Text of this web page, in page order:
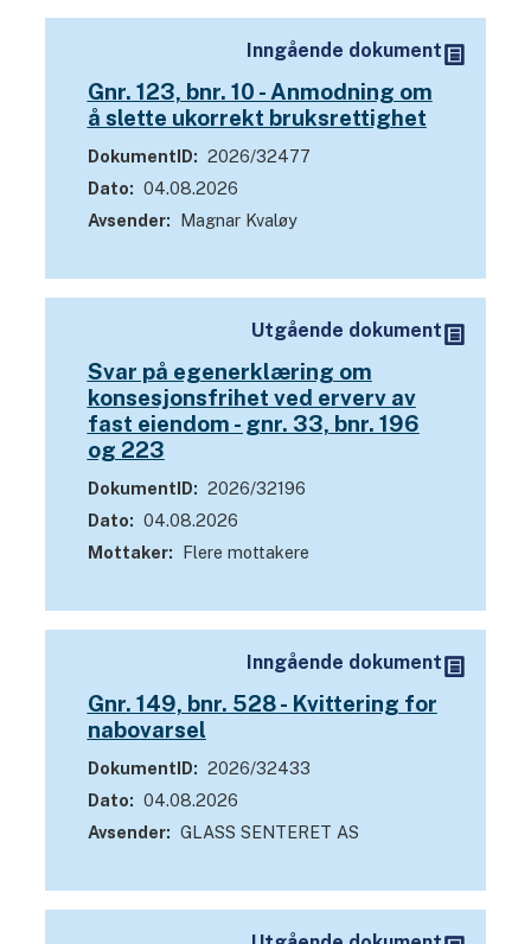
Inngående dokument
Gnr. 123, bnr. 10 - Anmodning om
å slette ukorrekt bruksrettighet
DokumentID
2026/32477
Dato
04.08.2026
Avsender
Magnar Kvaløy
Utgående dokument
Svar på egenerklæring om
konsesjonsfrihet ved erverv av
fast eiendom - gnr. 33, bnr. 196
og 223
DokumentID
2026/32196
Dato
04.08.2026
Mottaker
Flere mottakere
Inngående dokument
Gnr. 149, bnr. 528 - Kvittering for
nabovarsel
DokumentID
2026/32433
Dato
04.08.2026
Avsender
GLASS SENTERET AS